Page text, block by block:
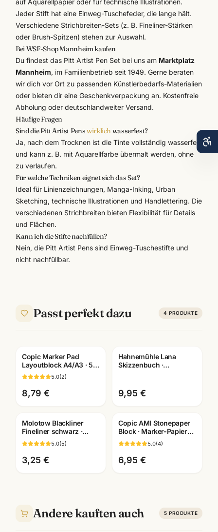
Jeder Stift hat eine Einweg-Tuschefeder, die lange hält.
Verschiedene Strichbreiten-Sets (z. B. Fineliner-Stärken
oder Brush-Spitzen) stehen zur Auswahl.
Bei WSF-Shop Mannheim kaufen
Du findest das Pitt Artist Pen Set bei uns am Marktplatz
Mannheim, im Familienbetrieb seit 1949. Gerne beraten
wir dich vor Ort zu passenden Künstlerbedarfs-Materialien
oder bieten dir eine Geschenkverpackung an. Kostenfreie
Abholung oder deutschlandweiter Versand.
Häufige Fragen
Sind die Pitt Artist Penswirklich wasserfest?
Ja, nach dem Trocknen ist die Tinte vollständig wasserfest
und kann z. B. mit Aquarellfarbe übermalt werden, ohne
zu verlaufen.
Für welche Techniken eignet sich das Set?
Ideal für Linienzeichnungen, Manga-Inking, Urban
Sketching, technische Illustrationen und Handlettering. Die
verschiedenen Strichbreiten bieten Flexibilität für Details
und Flächen.
Kann ich die Stifte nachfüllen?
Nein, die Pitt Artist Pens sind Einweg-Tuschestifte und
nicht nachfüllbar.
Passt perfekt dazu 4 PRODUKTE
Copic Marker Pad
Layoutblock A4/A3 · 50
Blatt 75g/m² ·
Künstlerbedarf
Mannheim
5.0(2)
8,79 €
Hahnemühle Lana
Skizzenbuch ·
Künstler
9,95 €
Molotow Blackliner
Fineliner schwarz ·
pigmentiert +
dokumentenecht ·
Künstlerbedarf
5.0(5)
3,25 €
Copic AMI Stonepaper
Block · Marker-Papier
aus Steinmehl ·
A6/A5/A4/A3 ·
Mannheim
5.0(4)
6,95 €
Andere kauften auch 5 PRODUKTE